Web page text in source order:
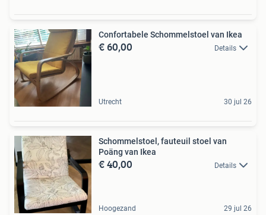
Confortabele Schommelstoel van Ikea
€ 60,00 Details
Utrecht 30 jul 26
Schommelstoel, fauteuil stoel van
Poäng van Ikea
€ 40,00 Details
Hoogezand 29 jul 26